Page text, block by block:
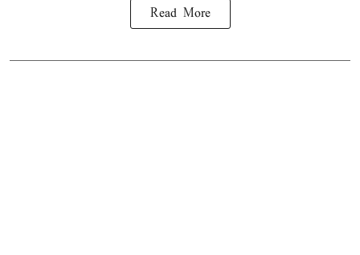
Read More